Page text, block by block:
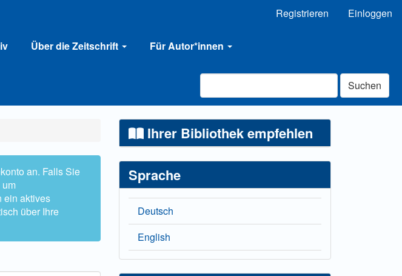
Registrieren Einloggen
Über die Zeitschrift Für Autor*innen
Suchen
an. Falls Sie
ein aktives
über Ihre
Ihrer Bibliothek empfehlen
Sprache
Deutsch
English